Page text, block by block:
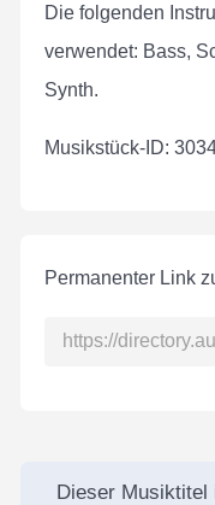
Die folgenden
verwendet: Bass,
Synth.
Musikstück-ID:
Permanenter Link
Dieser Musiktitel